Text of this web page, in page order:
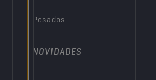
Pesados
NOVIDADES